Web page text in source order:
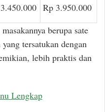
Rp 3.950.000
berupa sate
tersatukan dengan
lebih praktis dan
Lengkap